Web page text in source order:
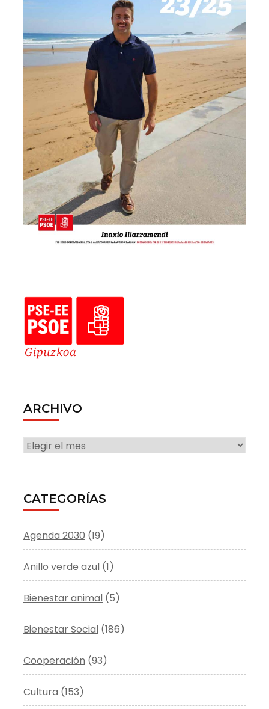
ARCHIVO
ARCHIVO
CATEGORÍAS
Agenda 2030 (19)
Anillo verde azul (1)
Bienestar animal (5)
Bienestar Social (186)
Cooperación (93)
Cultura (153)